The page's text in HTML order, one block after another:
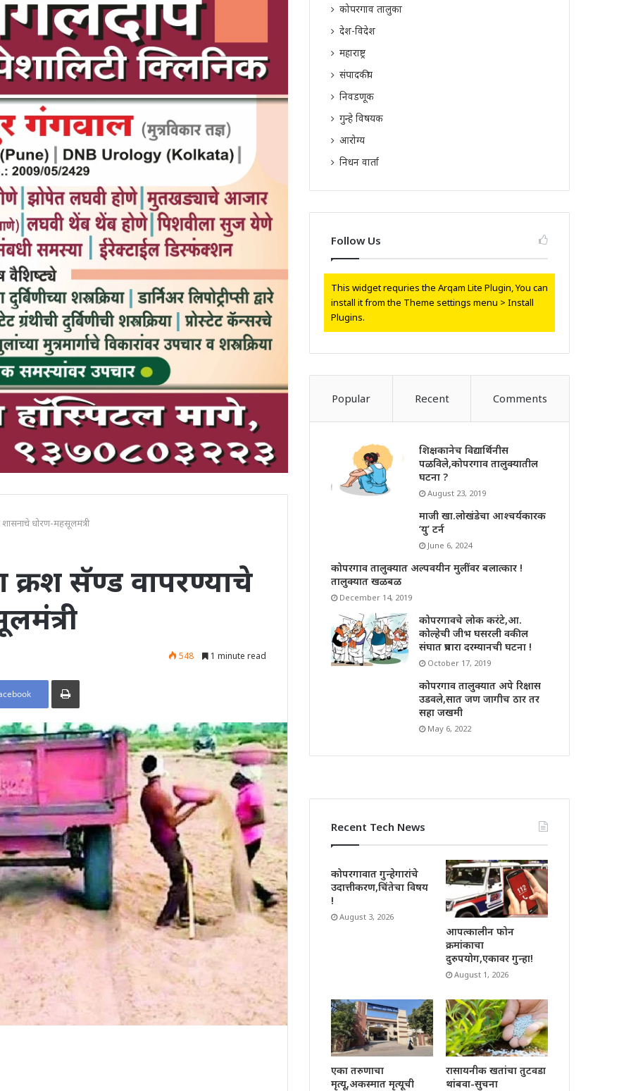
शासनाचे धोरण-महसूलमंत्री
क्रश सॅण्ड वापरण्याचे
548 1 minute read
Print
कोपरगाव तालुका
देश-विदेश
महाराष्ट्र
संपादकीय
निवडणूक
गुन्हे विषयक
आरोग्य
निधन वार्ता
Follow Us
This widget requries the Arqam Lite Plugin, You can
install it from the Theme settings menu > Install
Plugins.
Popular Recent Comments
शिक्षकानेच विद्यार्थिनीस
पळविले,कोपरगाव तालुक्यातील
घटना ?
August 23, 2019
माजी खा.लोखंडेचा आश्चर्यकारक
‘यु’ टर्न
June 6, 2024
कोपरगाव तालुक्यात अल्पवयीन मुलींवर बलात्कार !
तालुक्यात खळबळ
December 14, 2019
कोपरगावचे लोक करंटे,आ.
कोल्हेची जीभ घसरली वकील
संघात प्रचारा दरम्यानची घटना !
October 17, 2019
कोपरगाव तालुक्यात अपे रिक्षास
उडवले,सात जण जागीच ठार तर
सहा जखमी
May 6, 2022
Recent Tech News
कोपरगावात गुन्हेगारांचे
उदात्तीकरण,चिंतेचा विषय
!
August 3, 2026
आपत्कालीन फोन
क्रमांकाचा
दुरुपयोग,एकावर गुन्हा!
August 1, 2026
एका तरुणाचा
मृत्यू,अकस्मात मृत्यूची
रासायनीक खतांचा तुटवडा
थांबवा-सुचना